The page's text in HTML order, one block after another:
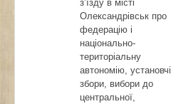
з’їзду в місті
Олександрівськ про
федерацію і
національно-
територіальну
автономію, установчі
збори, вибори до
центральної,